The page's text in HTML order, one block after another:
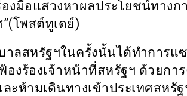
องมือแสวงหาผลประโยชน์ทางก
โพสต์ทูเดย์)
าลสหรัฐฯในครั้งนั้นได้ทำการแ
องร้องเจ้าหน้าที่สหรัฐฯ ด้วยก
ะห้ามเดินทางเข้าประเทศสห